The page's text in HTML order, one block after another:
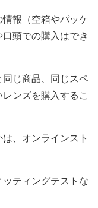
報（空箱やパッケ
頭での購入はでき
じ商品、同じスペ
ンズを購入するこ
、オンラインスト
ティングテストな